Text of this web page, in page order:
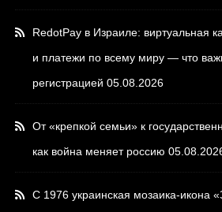
RedotPay в Израиле: виртуальная
и платежи по всему миру — что
регистрацией 05.08.2026
От «крепкой семьи» к
как война меняет россию
С 1976 украинская мозаика-икона